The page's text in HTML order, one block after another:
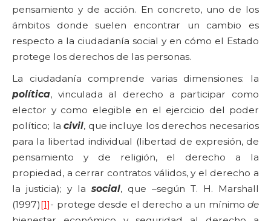
pensamiento y de acción. En concreto, uno de los
ámbitos donde suelen encontrar un cambio es
respecto a la ciudadanía social y en cómo el Estado
protege los derechos de las personas.
La ciudadanía comprende varias dimensiones: la
política, vinculada al derecho a participar como
elector y como elegible en el ejercicio del poder
político; la civil, que incluye los derechos necesarios
para la libertad individual (libertad de expresión, de
pensamiento y de religión, el derecho a la
propiedad, a cerrar contratos válidos, y el derecho a
la justicia); y la social, que –según T. H. Marshall
(1997)[1]- protege desde el derecho a un mínimo de